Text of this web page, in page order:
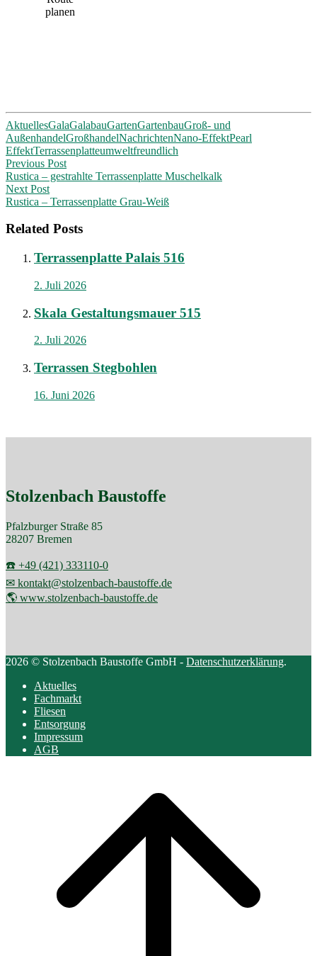
planen
AktuellesGalaGalabauGartenGartenbauGroß- und
AußenhandelGroßhandelNachrichtenNano-EffektPearl
EffektTerrassenplatteumweltfreundlich
Post
navigation
Previous Post
Rustica – gestrahlte Terrassenplatte Muschelkalk
Next Post
Rustica – Terrassenplatte Grau-Weiß
Related Posts
Terrassenplatte Palais 516
2. Juli 2026
Skala Gestaltungsmauer 515
2. Juli 2026
Terrassen Stegbohlen
16. Juni 2026
Stolzenbach Baustoffe
Pfalzburger Straße 85
28207 Bremen
☎️ +49 (421) 333110-0
✉ kontakt@stolzenbach-baustoffe.de
🌎 www.stolzenbach-baustoffe.de
2026 © Stolzenbach Baustoffe GmbH - Datenschutzerklärung.
Aktuelles
Fachmarkt
Fliesen
Entsorgung
Impressum
AGB